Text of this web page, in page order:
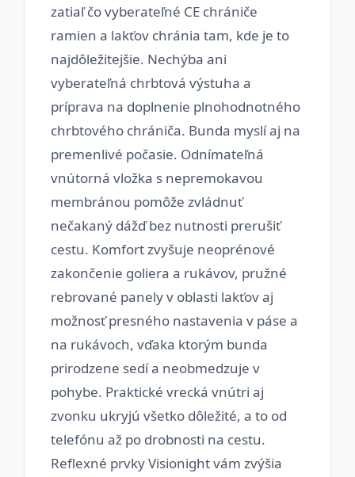
zatiaľ čo vyberateľné CE chrániče
ramien a lakťov chránia tam, kde je to
najdôležitejšie. Nechýba ani
vyberateľná chrbtová výstuha a
príprava na doplnenie plnohodnotného
chrbtového chrániča. Bunda myslí aj na
premenlivé počasie. Odnímateľná
vnútorná vložka s nepremokavou
membránou pomôže zvládnuť
nečakaný dážď bez nutnosti prerušiť
cestu. Komfort zvyšuje neoprénové
zakončenie goliera a rukávov, pružné
rebrované panely v oblasti lakťov aj
možnosť presného nastavenia v páse a
na rukávoch, vďaka ktorým bunda
prirodzene sedí a neobmedzuje v
pohybe. Praktické vrecká vnútri aj
zvonku ukryjú všetko dôležité, a to od
telefónu až po drobnosti na cestu.
Reflexné prvky Visionight vám zvýšia